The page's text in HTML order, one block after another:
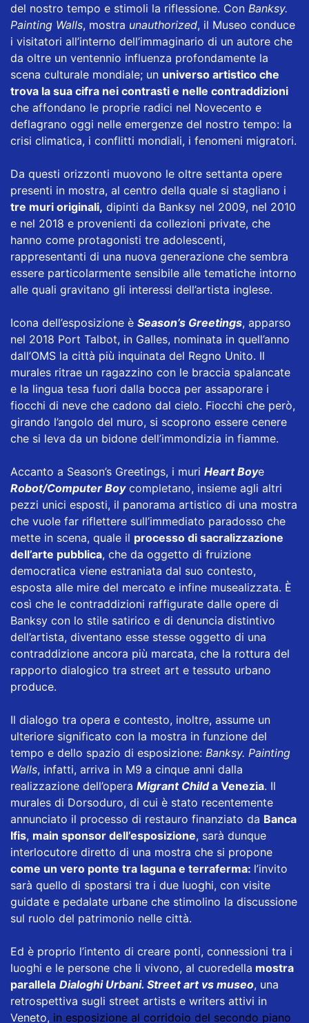
del nostro tempo e stimoli la riflessione. Con Banksy.
Painting Walls, mostra unauthorized, il Museo conduce
i visitatori all’interno dell’immaginario di un autore che
da oltre un ventennio influenza profondamente la
scena culturale mondiale; un universo artistico che
trova la sua cifra nei contrasti e nelle contraddizioni
che affondano le proprie radici nel Novecento e
deflagrano oggi nelle emergenze del nostro tempo: la
crisi climatica, i conflitti mondiali, i fenomeni migratori.
Da questi orizzonti muovono le oltre settanta opere
presenti in mostra, al centro della quale si stagliano i
tre muri originali, dipinti da Banksy nel 2009, nel 2010
e nel 2018 e provenienti da collezioni private, che
hanno come protagonisti tre adolescenti,
rappresentanti di una nuova generazione che sembra
essere particolarmente sensibile alle tematiche intorno
alle quali gravitano gli interessi dell’artista inglese.
Icona dell’esposizione è Season’s Greetings, apparso
nel 2018 Port Talbot, in Galles, nominata in quell’anno
dall’OMS la città più inquinata del Regno Unito. Il
murales ritrae un ragazzino con le braccia spalancate
e la lingua tesa fuori dalla bocca per assaporare i
fiocchi di neve che cadono dal cielo. Fiocchi che però,
girando l’angolo del muro, si scoprono essere cenere
che si leva da un bidone dell’immondizia in fiamme.
Accanto a Season’s Greetings, i muri Heart Boye
Robot/Computer Boycompletano, insieme agli altri
pezzi unici esposti, il panorama artistico di una mostra
che vuole far riflettere sull’immediato paradosso che
mette in scena, quale il processo di sacralizzazione
dell’arte pubblica, che da oggetto di fruizione
democratica viene estraniata dal suo contesto,
esposta alle mire del mercato e infine musealizzata. È
così che le contraddizioni raffigurate dalle opere di
Banksy con lo stile satirico e di denuncia distintivo
dell’artista, diventano esse stesse oggetto di una
contraddizione ancora più marcata, che la rottura del
rapporto dialogico tra street art e tessuto urbano
produce.
Il dialogo tra opera e contesto, inoltre, assume un
ulteriore significato con la mostra in funzione del
tempo e dello spazio di esposizione: Banksy. Painting
Walls, infatti, arriva in M9 a cinque anni dalla
realizzazione dell’opera Migrant Childa Venezia. Il
murales di Dorsoduro, di cui è stato recentemente
annunciato il processo di restauro finanziato da Banca
Ifis, main sponsor dell’esposizione, sarà dunque
interlocutore diretto di una mostra che si propone
come un vero ponte tra laguna e terraferma: l’invito
sarà quello di spostarsi tra i due luoghi, con visite
guidate e pedalate urbane che stimolino la discussione
sul ruolo del patrimonio nelle città.
Ed è proprio l’intento di creare ponti, connessioni tra i
luoghi e le persone che li vivono, al cuoredella mostra
parallela Dialoghi Urbani. Street art vs museo, una
retrospettiva sugli street artists e writers attivi in
Veneto, in esposizione al corridoio del secondo piano